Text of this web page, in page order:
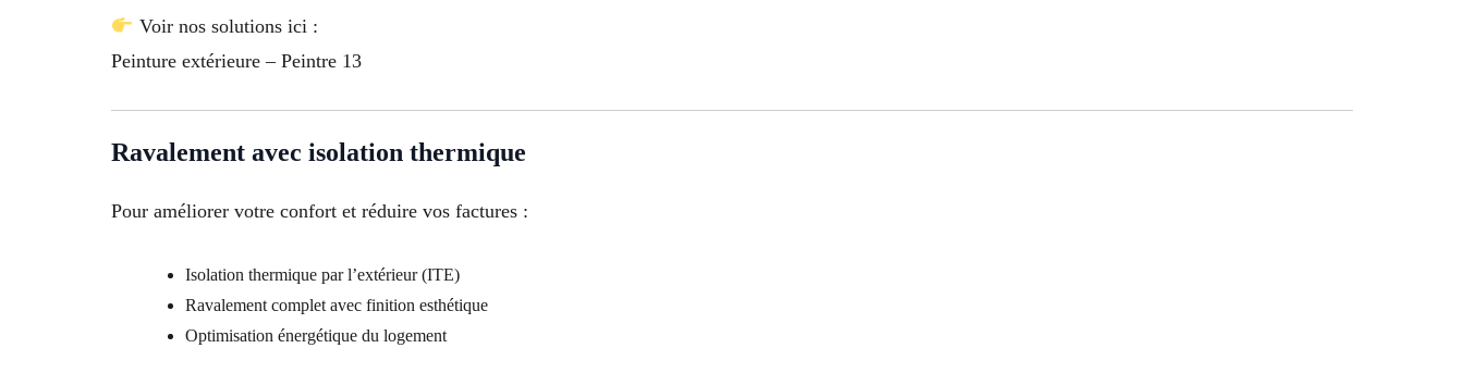
Voir nos solutions ici :
Peinture extérieure – Peintre 13
Ravalement avec isolation thermique
Pour améliorer votre confort et réduire vos factures :
Isolation thermique par l’extérieur (ITE)
Ravalement complet avec finition esthétique
Optimisation énergétique du logement